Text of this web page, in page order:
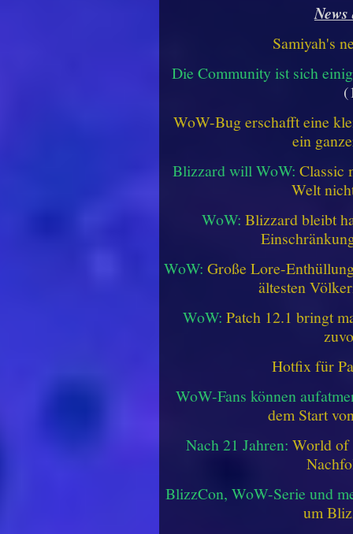
Samiyah's
Die Community ist sich
WoW-Bug erschafft eine
ein
Blizzard will WoW: Classic
Welt
WoW: Blizzard bleibt
WoW: Große Lore-
ältesten
WoW: Patch 12.1 bringt
Hotfix für
WoW-Fans können
dem Start
Nach 21 Jahren: World of
BlizzCon, WoW-Serie und
um